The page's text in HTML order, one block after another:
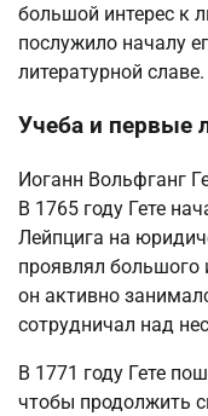
большой интерес к
послужило началу
литературной славе.
Учеба и первые
Иоганн Вольфганг
В 1765 году Гете
Лейпцига на
проявлял большого
он активно
сотрудничал над
В 1771 году Гете
чтобы продолжить